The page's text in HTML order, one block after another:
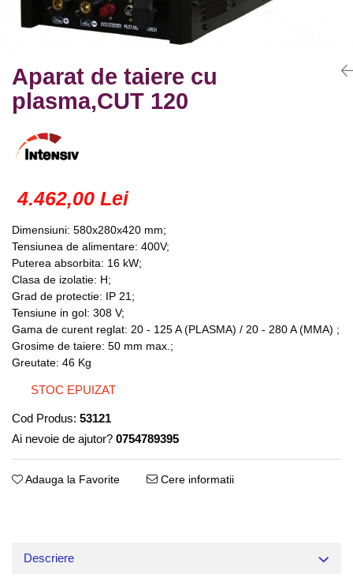
Scule pentru instalatii
Scule pentru taiat
Accesorii si consumabile
Biti si truse biti
Discuri
Dalti si spituri
Electrice
Motoare universale
Unelte casa
Aparat de taiere cu
plasma,CUT 120
4.462,00 Lei
Dimensiuni: 580x280x420 mm;
Tensiunea de alimentare: 400V;
Puterea absorbita: 16 kW;
Clasa de izolatie: H;
Grad de protectie: IP 21;
Tensiune in gol: 308 V;
Gama de curent reglat: 20 - 125 A (PLASMA) / 20 - 280 A (MMA) ;
Grosime de taiere: 50 mm max.;
Greutate: 46 Kg
STOC EPUIZAT
Cod Produs: 53121
Ai nevoie de ajutor? 0754789395
Adauga la Favorite Cere informatii
Descriere